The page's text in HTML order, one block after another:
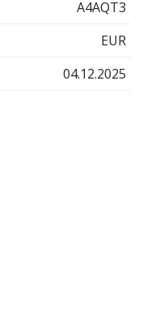
A4AQT3
EUR
04.12.2025